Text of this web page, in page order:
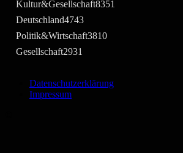
Kultur&Gesellschaft8351
Deutschland4743
Politik&Wirtschaft3810
Gesellschaft2931
Datenschutzerklärung
Impressum